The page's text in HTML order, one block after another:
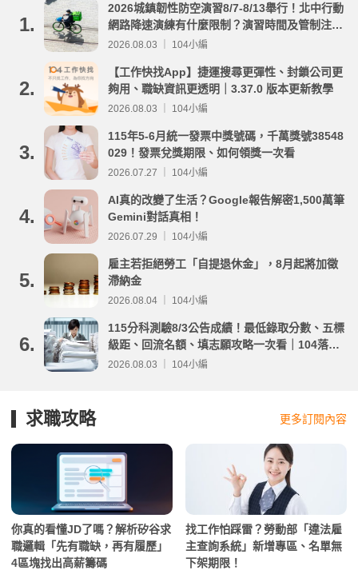
1.
2026城鎮韌性防空演習8/7-8/13舉行！北中行動
網路降速演練有什麼限制？演習時間及管制注意
事項整理
2026.08.03 ｜ 104小編
2.
【工作快找App】捷運搜尋更彈性、封鎖公司更
夠用、職缺資訊更透明｜3.37.0 版本更新教學
2026.08.03 ｜ 104小編
3.
115年5-6月統一發票中獎號碼，千萬獎號38548
029！發票兌獎期限、如何領獎一次看
2026.07.27 ｜ 104小編
4.
AI真的改變了生活？Google報告解密1,500萬筆
Gemini對話真相！
2026.07.29 ｜ 104小編
5.
雇主若拒絕勞工「自提退休金」，8月起將加徵
滯納金
2026.08.04 ｜ 104小編
6.
115分科測驗8/3公告成績！最低錄取分數、五標
級距、回流名額、填志願攻略一次看｜104落點
分析
2026.08.03 ｜ 104小編
求職攻略 更多訂閱內容
你真的看懂JD了嗎？解析矽谷求
職邏輯「先有職缺，再有履歷」
4區塊找出高薪籌碼
找工作怕踩雷？勞動部「違法雇
主查詢系統」新增專區、名單無
下架期限！